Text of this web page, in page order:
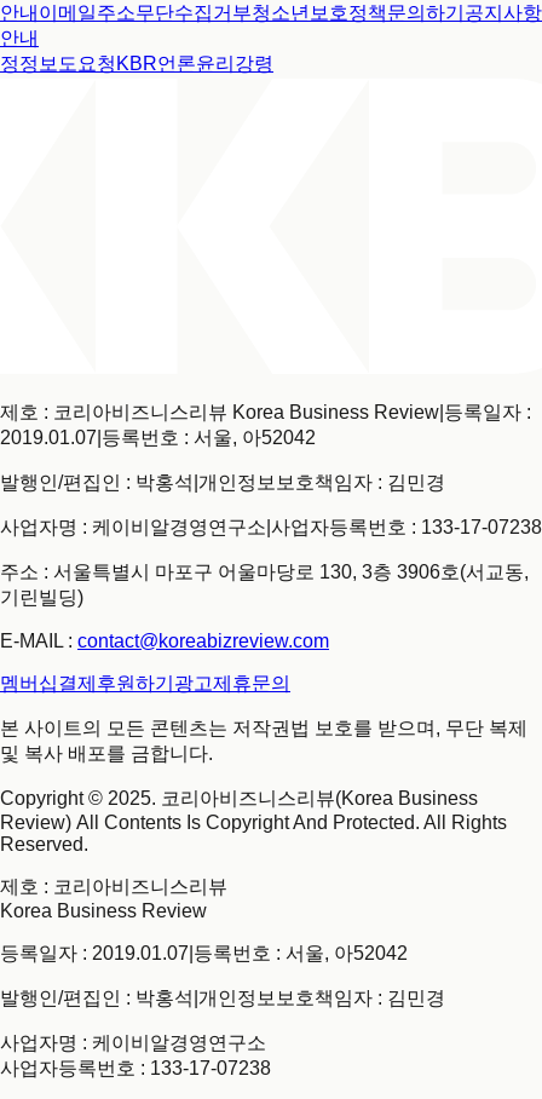
안내 이메일주소무단수집거부청소년보호정책문의하기 공지사항
안내
정정보도요청 KBR언론윤리강령
제호 : 코리아비즈니스리뷰 Korea Business Review 등록일자 :
2019.01.07 등록번호 : 서울, 아52042
발행인/편집인 : 박홍석 개인정보보호책임자 : 김민경
사업자명 : 케이비알경영연구소 사업자등록번호 : 133-17-07238
주소 : 서울특별시 마포구 어울마당로 130, 3층 3906호(서교동,
기린빌딩)
E-MAIL : contact@koreabizreview.com
멤버십결제 후원하기 광고제휴문의
본 사이트의 모든 콘텐츠는 저작권법 보호를 받으며, 무단 복제
및 복사 배포를 금합니다.
Copyright © 2025. 코리아비즈니스리뷰(Korea Business
Review) All Contents Is Copyright And Protected. All Rights
Reserved.
제호 : 코리아비즈니스리뷰
Korea Business Review
등록일자 : 2019.01.07 등록번호 : 서울, 아52042
발행인/편집인 : 박홍석 개인정보보호책임자 : 김민경
사업자명 : 케이비알경영연구소
사업자등록번호 : 133-17-07238